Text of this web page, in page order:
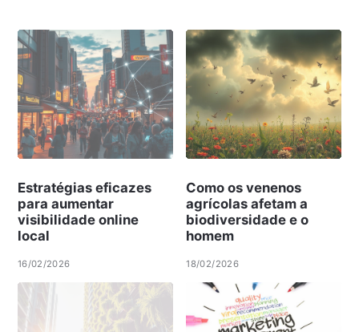
Estratégias eficazes
para aumentar
visibilidade online
local
16/02/2026
Como os venenos
agrícolas afetam a
biodiversidade e o
homem
18/02/2026